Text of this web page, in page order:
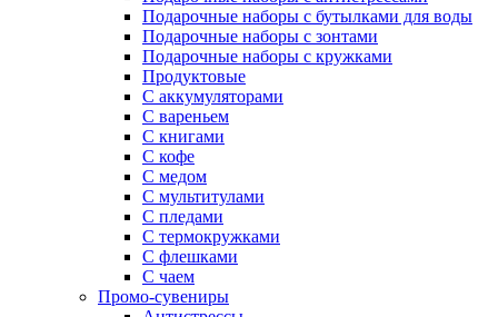
Подарочные наборы с бутылками для воды
Подарочные наборы с зонтами
Подарочные наборы с кружками
Продуктовые
С аккумуляторами
С вареньем
С книгами
С кофе
С медом
С мультитулами
С пледами
С термокружками
С флешками
С чаем
Промо-сувениры